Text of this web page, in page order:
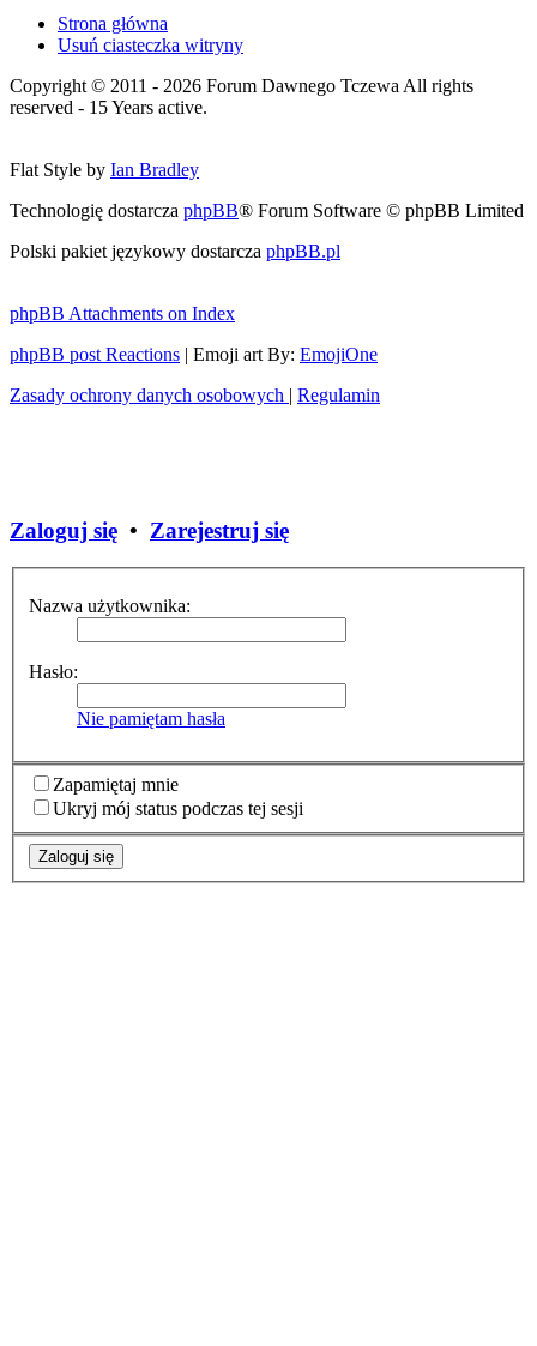
Strona główna
Usuń ciasteczka witryny
Copyright © 2011 - 2026 Forum Dawnego Tczewa All rights
reserved - 15 Years active.
Flat Style by Ian Bradley
Technologię dostarcza phpBB® Forum Software © phpBB Limited
Polski pakiet językowy dostarcza phpBB.pl
phpBB Attachments on Index
phpBB post Reactions | Emoji art By: EmojiOne
Zasady ochrony danych osobowych | Regulamin
Zaloguj się • Zarejestruj się
Nazwa użytkownika:
Hasło:
Nie pamiętam hasła
Zapamiętaj mnie
Ukryj mój status podczas tej sesji